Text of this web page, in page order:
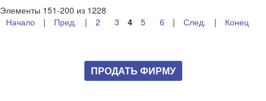
Элементы 151-200 из 1228
Начало
| Пред. | 2 3 4 5 6 | След. | Конец
ПРОДАТЬ ФИРМУ